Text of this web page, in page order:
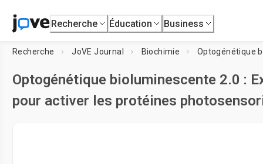
Recherche Éducation Business
Recherche JoVE Journal Biochimie
Optogénétique bioluminescente 2.0 :
pour activer les protéines